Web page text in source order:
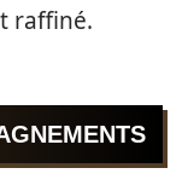
raffiné.